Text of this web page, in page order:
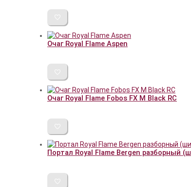
Очаг Royal Flame Aspen
Очаг Royal Flame Fobos FX M Black RC
Портал Royal Flame Bergen разборный